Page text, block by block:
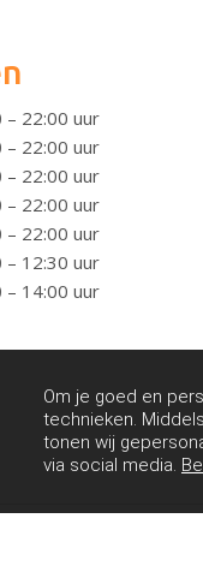
– 22:00 uur
– 22:00 uur
– 22:00 uur
– 22:00 uur
– 22:00 uur
– 12:30 uur
– 14:00 uur
Om je goed en
technieken.
tonen wij
via social media.